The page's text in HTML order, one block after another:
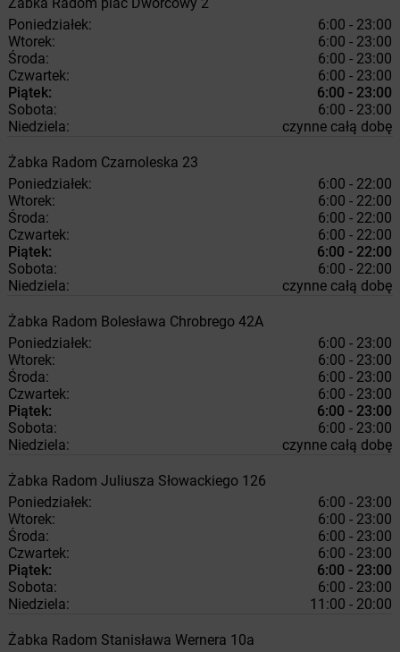
Poniedziałek:
6:00 - 23:00
Wtorek:
6:00 - 23:00
Środa:
6:00 - 23:00
Czwartek:
6:00 - 23:00
Piątek:
6:00 - 23:00
Sobota:
6:00 - 23:00
Niedziela:
czynne całą dobę
Żabka Radom Czarnoleska 23
Poniedziałek:
6:00 - 22:00
Wtorek:
6:00 - 22:00
Środa:
6:00 - 22:00
Czwartek:
6:00 - 22:00
Piątek:
6:00 - 22:00
Sobota:
6:00 - 22:00
Niedziela:
czynne całą dobę
Żabka Radom Bolesława Chrobrego 42A
Poniedziałek:
6:00 - 23:00
Wtorek:
6:00 - 23:00
Środa:
6:00 - 23:00
Czwartek:
6:00 - 23:00
Piątek:
6:00 - 23:00
Sobota:
6:00 - 23:00
Niedziela:
czynne całą dobę
Żabka Radom Juliusza Słowackiego 126
Poniedziałek:
6:00 - 23:00
Wtorek:
6:00 - 23:00
Środa:
6:00 - 23:00
Czwartek:
6:00 - 23:00
Piątek:
6:00 - 23:00
Sobota:
6:00 - 23:00
Niedziela:
11:00 - 20:00
Żabka Radom Stanisława Wernera 10a